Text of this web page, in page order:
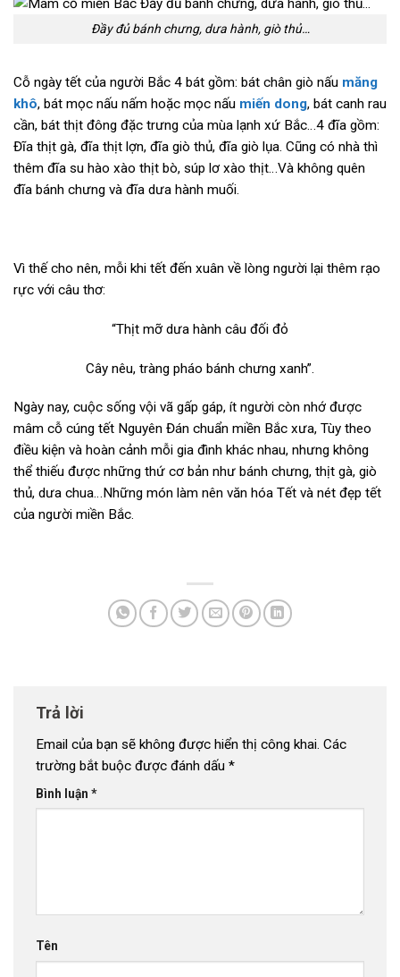
Đầy đủ bánh chưng, dưa hành, giò thủ…
Cỗ ngày tết của người Bắc 4 bát gồm: bát chân giò nấu măng
khô, bát mọc nấu nấm hoặc mọc nấu miến dong, bát canh rau
cần, bát thịt đông đặc trưng của mùa lạnh xứ Bắc…4 đĩa gồm:
Đĩa thịt gà, đĩa thịt lợn, đĩa giò thủ, đĩa giò lụa. Cũng có nhà thì
thêm đĩa su hào xào thịt bò, súp lơ xào thịt…Và không quên
đĩa bánh chưng và đĩa dưa hành muối.
Vì thế cho nên, mỗi khi tết đến xuân về lòng người lại thêm rạo
rực với câu thơ:
“Thịt mỡ dưa hành câu đối đỏ
Cây nêu, tràng pháo bánh chưng xanh”.
Ngày nay, cuộc sống vội vã gấp gáp, ít người còn nhớ được
mâm cỗ cúng tết Nguyên Đán chuẩn miền Bắc xưa, Tùy theo
điều kiện và hoàn cảnh mỗi gia đình khác nhau, nhưng không
thể thiếu được những thứ cơ bản như bánh chưng, thịt gà, giò
thủ, dưa chua…Những món làm nên văn hóa Tết và nét đẹp tết
của người miền Bắc.
Trả lời
Email của bạn sẽ không được hiển thị công khai. Các
trường bắt buộc được đánh dấu *
Bình luận *
Tên